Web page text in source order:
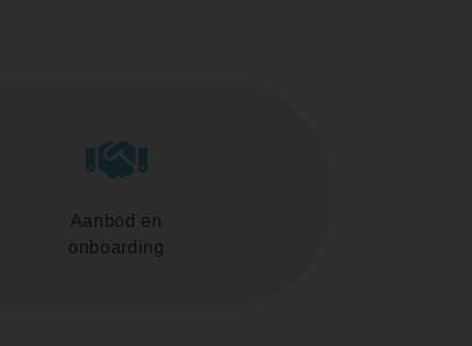
Aanbod en
onboarding